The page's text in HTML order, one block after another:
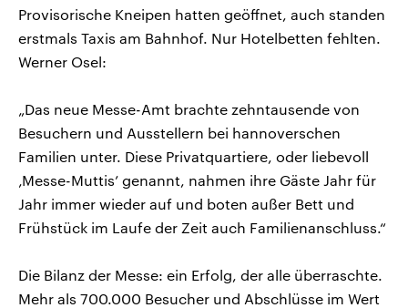
Provisorische Kneipen hatten geöffnet, auch standen
erstmals Taxis am Bahnhof. Nur Hotelbetten fehlten.
Werner Osel:
„Das neue Messe-Amt brachte zehntausende von
Besuchern und Ausstellern bei hannoverschen
Familien unter. Diese Privatquartiere, oder liebevoll
‚Messe-Muttis’ genannt, nahmen ihre Gäste Jahr für
Jahr immer wieder auf und boten außer Bett und
Frühstück im Laufe der Zeit auch Familienanschluss.“
Die Bilanz der Messe: ein Erfolg, der alle überraschte.
Mehr als 700.000 Besucher und Abschlüsse im Wert